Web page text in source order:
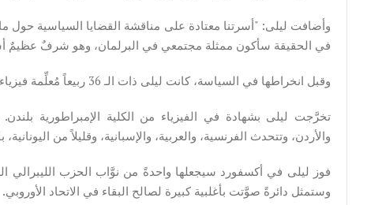
وأضافت ليلى: "أسرتنا معتادة على مناقشة القضايا السياسية حول
في الحقيقة سأكون ممثلة مجتمعي في البرلمان، وهو شرفٌ عظيمٌ
وقبل انخراطها في السياسة، كانت ليلى ذات الـ 36 ربيعاً مُعلِّمة فيزياء في أكسفورد، وناشطة مجتمعية في حيّها.
تخرَّجت ليلى بشهادة في الفيزياء من الكلية الإمبراطورية بلندن.
والأردن، وتتحدث الفرنسية، والعربية، والإسبانية، وقليلاً من اليونانية،
وستمثل دائرةً صوَّتت بأغلبية كبيرة لصالح البقاء في الاتحاد الأوروبي.